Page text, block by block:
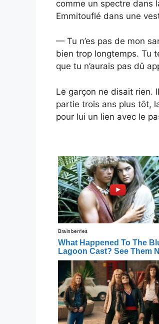
comme un spectre dans
Emmitouflé dans une
— Tu n’es pas de mon
bien trop longtemps. Tu
que tu n’aurais pas dû
Le garçon ne disait rien.
partie trois ans plus tôt,
pour lui un lien avec le